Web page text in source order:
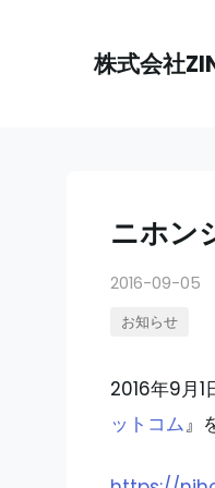
株式会社
ニホン
2016-09-05
お知らせ
2016年9月
ットコム』